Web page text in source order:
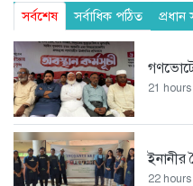
সর্বশেষ সর্বাধিক পঠিত প্রধান
21
ইনানীর
22